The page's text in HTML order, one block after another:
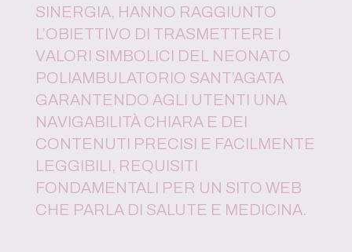
SINERGIA, HANNO RAGGIUNTO
L’OBIETTIVO DI TRASMETTERE I
VALORI SIMBOLICI DEL NEONATO
POLIAMBULATORIO SANT’AGATA
GARANTENDO AGLI UTENTI UNA
NAVIGABILITÀ CHIARA E DEI
CONTENUTI PRECISI E FACILMENTE
LEGGIBILI, REQUISITI
FONDAMENTALI PER UN SITO WEB
CHE PARLA DI SALUTE E MEDICINA.